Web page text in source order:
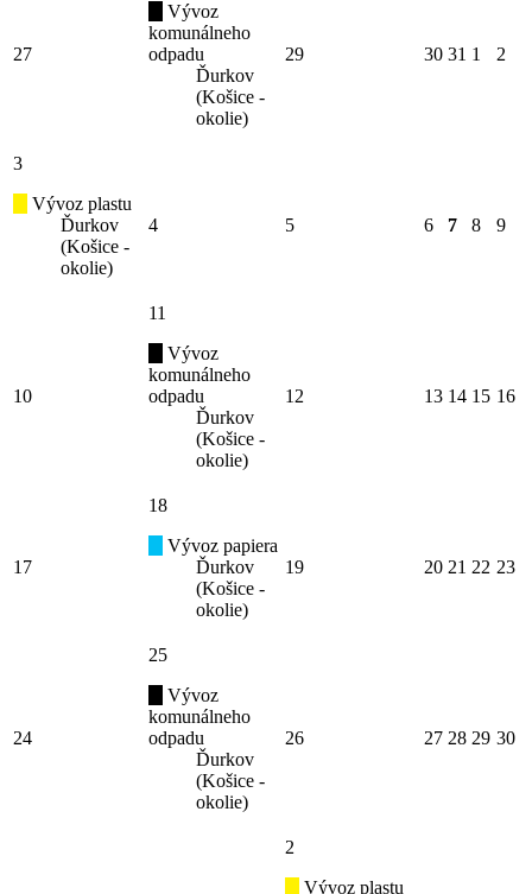
27
Vývoz
komunálneho
odpadu
Ďurkov
(Košice -
okolie)
29 30 31 1 2
3
Vývoz plastu
Ďurkov
(Košice -
okolie)
4 5 6 7 8 9
10
11
Vývoz
komunálneho
odpadu
Ďurkov
(Košice -
okolie)
12 13 14 15 16
17
18
Vývoz papiera
Ďurkov
(Košice -
okolie)
19 20 21 22 23
24
25
Vývoz
komunálneho
odpadu
Ďurkov
(Košice -
okolie)
26 27 28 29 30
2
Vývoz plastu